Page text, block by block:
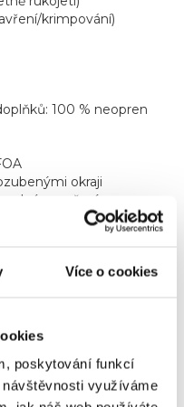
Více o cookies
poskytování funkcí
využíváme
krimpování)
100 % neopren
okraji
uzavření
odlitku
přenos tepla